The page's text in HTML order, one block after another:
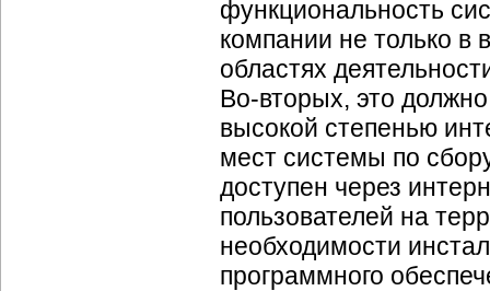
функциональность
компании не только в
областях
Во-вторых, это
высокой степенью
мест системы по
доступен через
пользователей на
необходимости
программного